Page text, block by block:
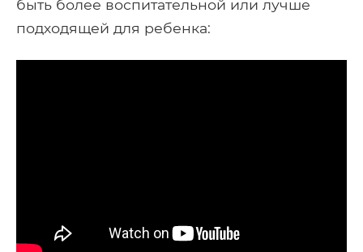
быть более воспитательной или лучше
подходящей для ребенка: